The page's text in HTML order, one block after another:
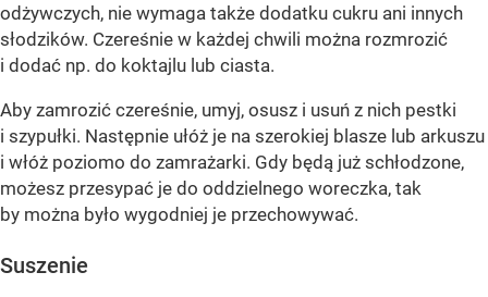
odżywczych, nie wymaga także dodatku cukru ani innych
słodzików. Czereśnie w każdej chwili można rozmrozić
i dodać np. do koktajlu lub ciasta.
Aby zamrozić czereśnie, umyj, osusz i usuń z nich pestki
i szypułki. Następnie ułóż je na szerokiej blasze lub arkuszu
i włóż poziomo do zamrażarki. Gdy będą już schłodzone,
możesz przesypać je do oddzielnego woreczka, tak
by można było wygodniej je przechowywać.
Suszenie